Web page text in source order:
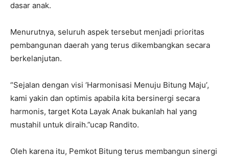
dasar anak.
Menurutnya, seluruh aspek tersebut menjadi prioritas
pembangunan daerah yang terus dikembangkan secara
berkelanjutan.
“Sejalan dengan visi ‘Harmonisasi Menuju Bitung Maju’,
kami yakin dan optimis apabila kita bersinergi secara
harmonis, target Kota Layak Anak bukanlah hal yang
mustahil untuk diraih.”ucap Randito.
Oleh karena itu, Pemkot Bitung terus membangun sinergi